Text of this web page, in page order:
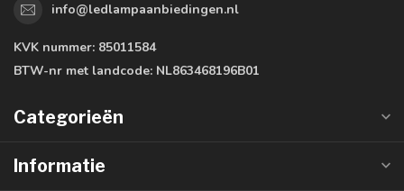
info@ledlampaanbiedingen.nl
KVK nummer: 85011584
BTW-nr met landcode: NL863468196B01
Categorieën
Informatie